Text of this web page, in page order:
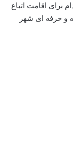
اقامت اتباع
و حرفه ای شهر